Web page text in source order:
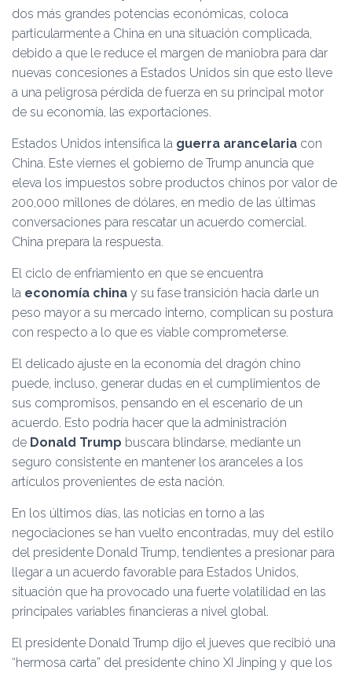
dos más grandes potencias económicas, coloca
particularmente a China en una situación complicada,
debido a que le reduce el margen de maniobra para dar
nuevas concesiones a Estados Unidos sin que esto lleve
a una peligrosa pérdida de fuerza en su principal motor
de su economía, las exportaciones.
Estados Unidos intensifica la guerra arancelaria con
China. Este viernes el gobierno de Trump anuncia que
eleva los impuestos sobre productos chinos por valor de
200,000 millones de dólares, en medio de las últimas
conversaciones para rescatar un acuerdo comercial.
China prepara la respuesta.
El ciclo de enfriamiento en que se encuentra
la economía china y su fase transición hacia darle un
peso mayor a su mercado interno, complican su postura
con respecto a lo que es viable comprometerse.
El delicado ajuste en la economía del dragón chino
puede, incluso, generar dudas en el cumplimientos de
sus compromisos, pensando en el escenario de un
acuerdo. Esto podría hacer que la administración
de Donald Trump buscara blindarse, mediante un
seguro consistente en mantener los aranceles a los
artículos provenientes de esta nación.
En los últimos días, las noticias en torno a las
negociaciones se han vuelto encontradas, muy del estilo
del presidente Donald Trump, tendientes a presionar para
llegar a un acuerdo favorable para Estados Unidos,
situación que ha provocado una fuerte volatilidad en las
principales variables financieras a nivel global.
El presidente Donald Trump dijo el jueves que recibió una
“hermosa carta” del presidente chino XI Jinping y que los